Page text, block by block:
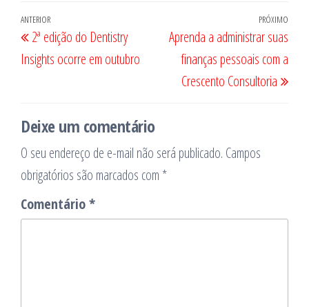
Navegação
de
Post
Post
anterior
ANTERIOR
2ª edição do Dentistry
Insights ocorre em outubro
PRÓXIMO
Aprenda a administrar suas
finanças pessoais com a
Crescento Consultoria
Deixe um comentário
O seu endereço de e-mail não será publicado. Campos
obrigatórios são marcados com *
Comentário*